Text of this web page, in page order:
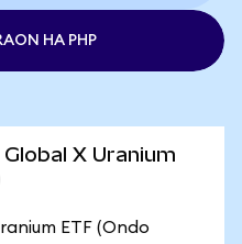
НА PHP
Global X Uranium
ETF (Ondo